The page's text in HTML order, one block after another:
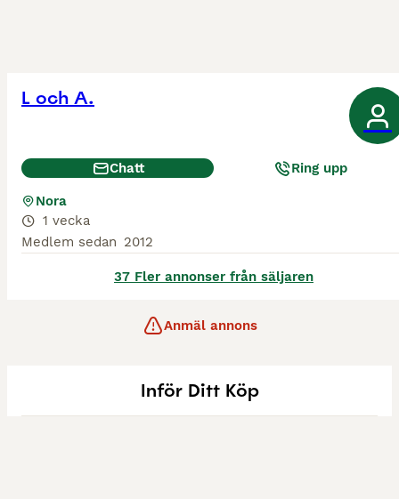
L och A.
Chatt Ring upp
Nora
1 vecka
Medlem sedan 2012
37 Fler annonser från säljaren
Anmäl annons
Inför Ditt Köp